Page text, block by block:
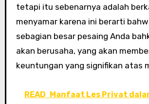
tetapi itu sebenarnya adalah
menyamar karena ini berarti
sebagian besar pesaing Anda
akan berusaha, yang akan
keuntungan yang signifikan atas
READ
Manfaat Les Privat